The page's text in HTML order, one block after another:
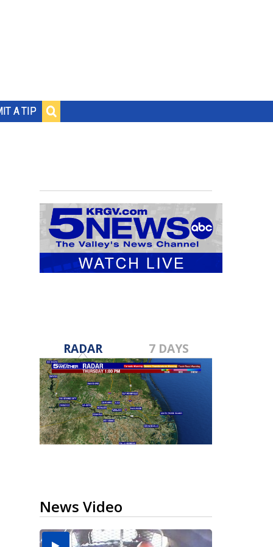
A TIP
RADAR 7 DAYS
News Video